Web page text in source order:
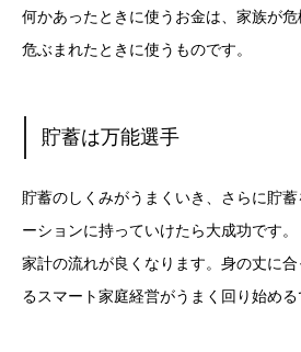
何かあったときに使うお金は、家族が
危ぶまれたときに使うものです。
貯蓄は万能選手
貯蓄のしくみがうまくいき、さらに貯
ーションに持っていけたら大成功です。
家計の流れが良くなります。身の丈に
るスマート家庭経営がうまく回り始める